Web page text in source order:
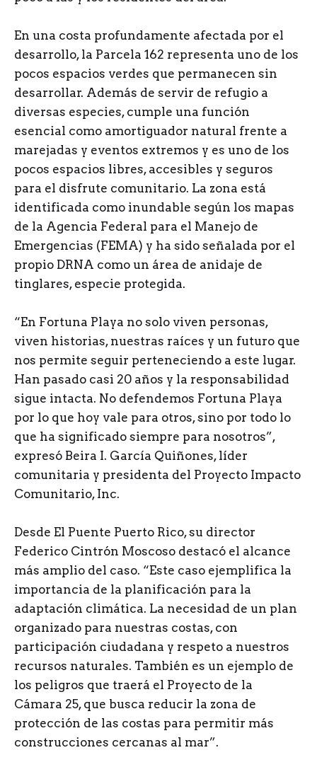
En una costa profundamente afectada por el
desarrollo, la Parcela 162 representa uno de los
pocos espacios verdes que permanecen sin
desarrollar. Además de servir de refugio a
diversas especies, cumple una función
esencial como amortiguador natural frente a
marejadas y eventos extremos y es uno de los
pocos espacios libres, accesibles y seguros
para el disfrute comunitario. La zona está
identificada como inundable según los mapas
de la Agencia Federal para el Manejo de
Emergencias (FEMA) y ha sido señalada por el
propio DRNA como un área de anidaje de
tinglares, especie protegida.
“En Fortuna Playa no solo viven personas,
viven historias, nuestras raíces y un futuro que
nos permite seguir perteneciendo a este lugar.
Han pasado casi 20 años y la responsabilidad
sigue intacta. No defendemos Fortuna Playa
por lo que hoy vale para otros, sino por todo lo
que ha significado siempre para nosotros”,
expresó Beira I. García Quiñones, líder
comunitaria y presidenta del Proyecto Impacto
Comunitario, Inc.
Desde El Puente Puerto Rico, su director
Federico Cintrón Moscoso destacó el alcance
más amplio del caso. “Este caso ejemplifica la
importancia de la planificación para la
adaptación climática. La necesidad de un plan
organizado para nuestras costas, con
participación ciudadana y respeto a nuestros
recursos naturales. También es un ejemplo de
los peligros que traerá el Proyecto de la
Cámara 25, que busca reducir la zona de
protección de las costas para permitir más
construcciones cercanas al mar”.